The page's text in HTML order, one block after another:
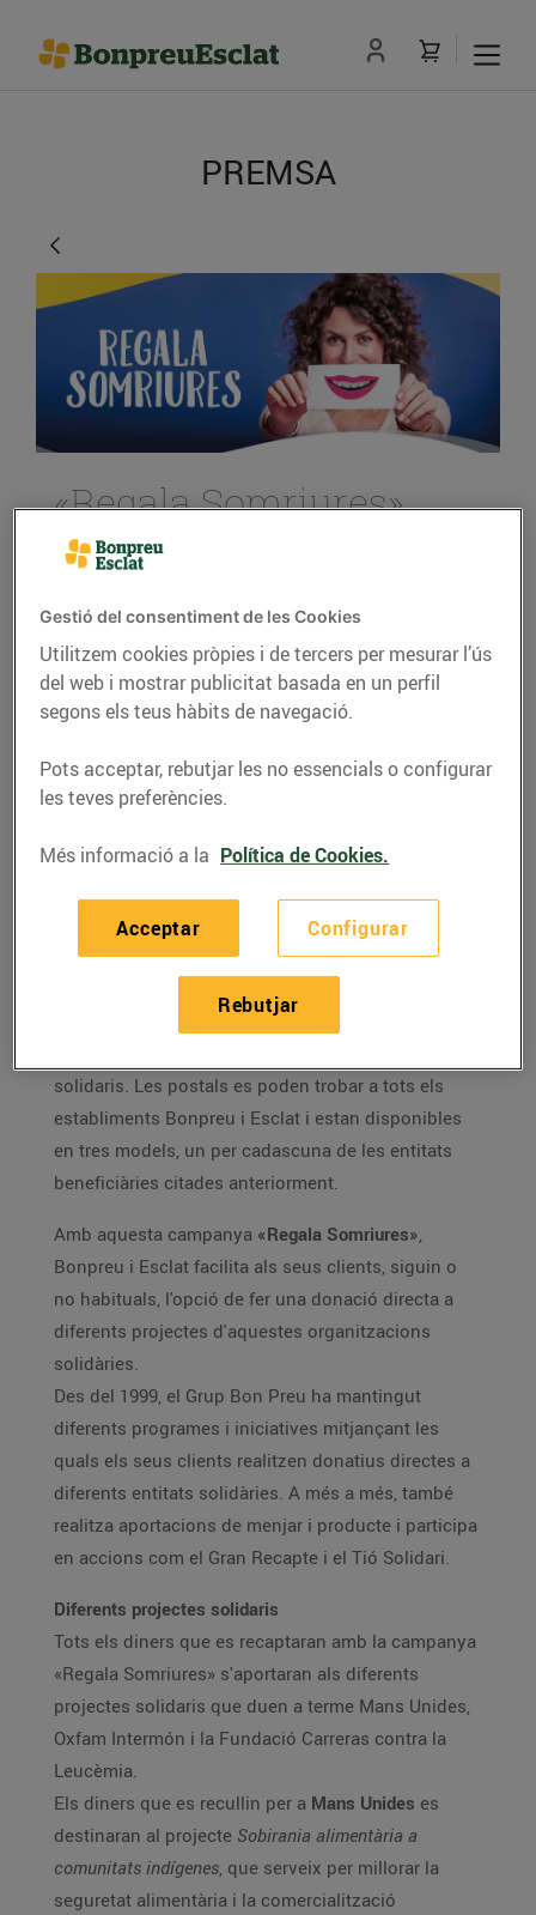
PREMSA
«Regala Somriures»,
nova campanya
solidària de Bonpreu i
Esclat
19/de gener/2016
La campanya «Regala Somriures»
supermercatsBonpreu i Esclatproposa comprar
una postal per 1 € per fer un donatiu del mateix
Oxfam Intermón i la Fundació Josep Carreras contra
D’aquesta manera, la cadena de supermercats
ofereix als seus clients la possibilitat de comprar
un familiar o amic. Un gest simpàtic que, a la
solidaris. Les postals es poden trobar a tots els
establiments Bonpreu i Esclat i estan disponibles
en tres models, un per cadascuna de les entitats
beneficiàries citades anteriorment.
Amb aquesta campanya «Regala Somriures»,
Bonpreu i Esclat facilita als seus clients, siguin o
no habituals, l'opció de fer una donació directa a
diferents projectes d'aquestes organitzacions
solidàries.
Des del 1999, el Grup Bon Preu ha mantingut
diferents programes i iniciatives mitjançant les
quals els seus clients realitzen donatius directes a
diferents entitats solidàries. A més a més, també
realitza aportacions de menjar i producte i participa
en accions com el Gran Recapte i el Tió Solidari.
Diferents projectes solidaris
Tots els diners que es recaptaran amb la campanya
«Regala Somriures» s'aportaran als diferents
projectes solidaris que duen a terme Mans Unides,
Oxfam Intermón i la Fundació Carreras contra la
Leucèmia.
Els diners que es recullin per a Mans Unides es
destinaran al projecte Sobirania alimentària a
comunitats indígenes, que serveix per millorar la
seguretat alimentària i la comercialització
Gestió del consentiment de les Cookies
Utilitzem cookies pròpies i de tercers per mesurar l’ús
del web i mostrar publicitat basada en un perfil
segons els teus hàbits de navegació.
Pots acceptar, rebutjar les no essencials o configurar
les teves preferències.
Més informació a la Política de Cookies.
Configurar
Rebutjar
Acceptar